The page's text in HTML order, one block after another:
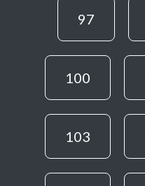
97
100
103